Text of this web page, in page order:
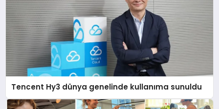
Tencent Hy3 dünya genelinde kullanıma sunuldu